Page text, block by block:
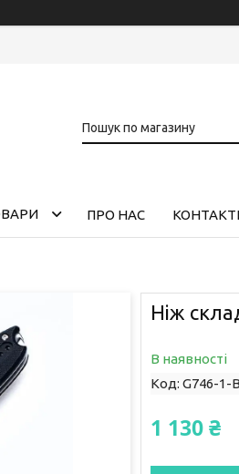
ПРО НАС
Ніж
В наявності
Код: G746-1-
1 130 ₴